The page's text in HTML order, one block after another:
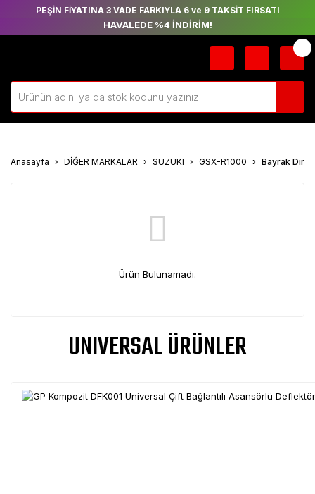
PEŞİN FİYATINA 3 VADE FARKIYLA 6 ve 9 TAKSİT FIRSATI
HAVALEDE %4 İNDİRİM!
Anasayfa DİĞER MARKALAR SUZUKI GSX-R1000 Bayrak
Ürün Bulunamadı.
UNIVERSAL ÜRÜNLER